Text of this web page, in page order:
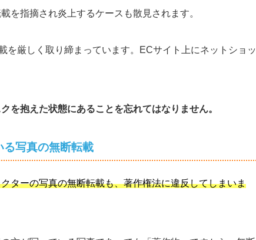
を指摘され炎上するケースも散見されます。
を厳しく取り締まっています。ECサイト上にネットショッ
を抱えた状態にあることを忘れてはなりません。
る写真の無断転載
ターの写真の無断転載も、著作権法に違反してしまいま